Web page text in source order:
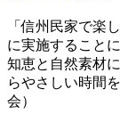
「信州民家で楽
に実施すること
知恵と自然素材
らやさしい時間
会）